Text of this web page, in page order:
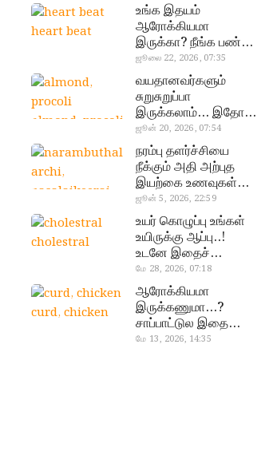
heart beat
உங்க இதயம்
ஆரோக்கியமா
இருக்கா? நீங்க பண்ண
வேண்டிய எளிய 5
டெஸ்ட்!
ஜூலை 22, 2026, 07:35
almond, procoli
வயதானவர்களும்
சுறுசுறுப்பா
இருக்கலாம்… இதோ
சூப்பர் உணவுகள்!
ஜூன் 20, 2026, 07:54
narambuthalar
chi,
pasalaikeerai
நரம்பு தளர்ச்சியை
நீக்கும் அதி அற்புத
இயற்கை உணவுகள்…
தவற விட்டுறாதீங்க!
ஜூன் 5, 2026, 22:59
cholestral
உயர் கொழுப்பு உங்கள்
உயிருக்கு ஆப்பு..!
உடனே இதைச்
செய்யுங்க!
மே 28, 2026, 07:18
curd, chicken
ஆரோக்கியமா
இருக்கணுமா…?
சாப்பாட்டுல இதை
எல்லாம்
மே 13, 2026, 14:35